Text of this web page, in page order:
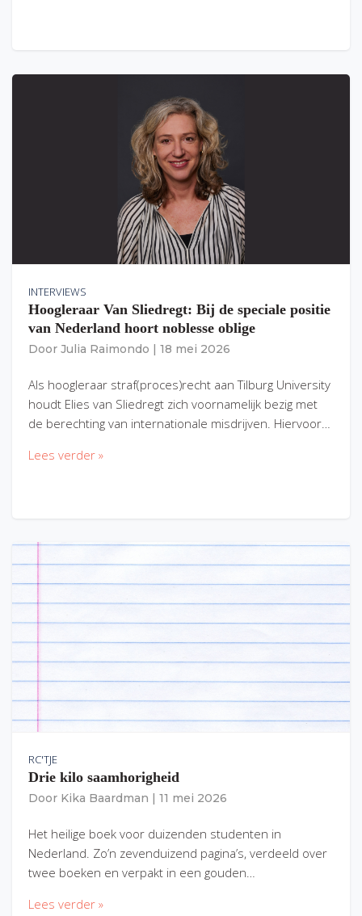
INTERVIEWS
Hoogleraar Van Sliedregt: Bij de speciale positie
van Nederland hoort noblesse oblige
Door Julia Raimondo 18 mei 2026
Als hoogleraar straf(proces)recht aan Tilburg University
houdt Elies van Sliedregt zich voornamelijk bezig met
de berechting van internationale misdrijven. Hiervoor…
Lees verder »
RC'TJE
Drie kilo saamhorigheid
Door Kika Baardman 11 mei 2026
Het heilige boek voor duizenden studenten in
Nederland. Zo’n zevenduizend pagina’s, verdeeld over
twee boeken en verpakt in een gouden…
Lees verder »